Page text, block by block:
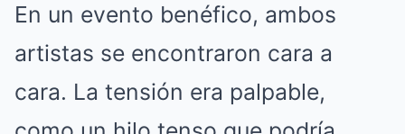
En un evento benéfico, ambos
artistas se encontraron cara a
cara. La tensión era palpable,